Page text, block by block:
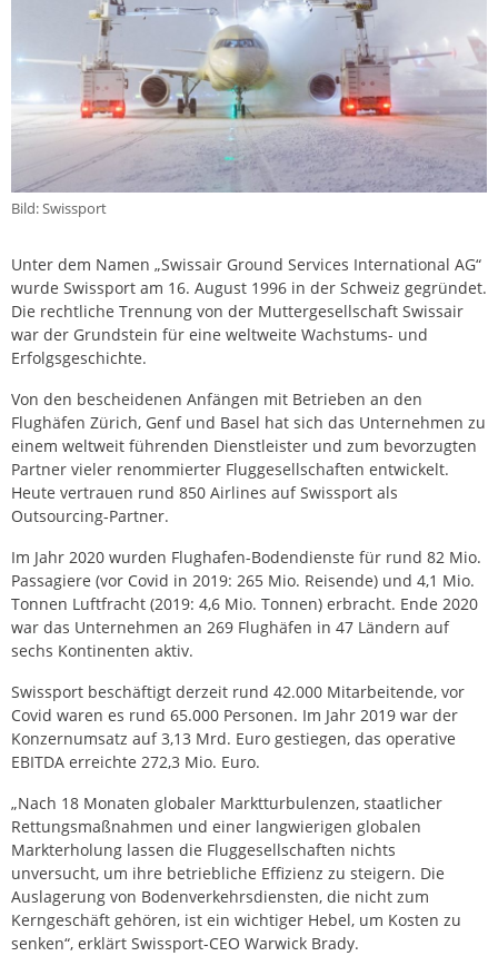
Bild: Swissport
Unter dem Namen „Swissair Ground Services International AG“
wurde Swissport am 16. August 1996 in der Schweiz gegründet.
Die rechtliche Trennung von der Muttergesellschaft Swissair
war der Grundstein für eine weltweite Wachstums- und
Erfolgsgeschichte.
Von den bescheidenen Anfängen mit Betrieben an den
Flughäfen Zürich, Genf und Basel hat sich das Unternehmen zu
einem weltweit führenden Dienstleister und zum bevorzugten
Partner vieler renommierter Fluggesellschaften entwickelt.
Heute vertrauen rund 850 Airlines auf Swissport als
Outsourcing-Partner.
Im Jahr 2020 wurden Flughafen-Bodendienste für rund 82 Mio.
Passagiere (vor Covid in 2019: 265 Mio. Reisende) und 4,1 Mio.
Tonnen Luftfracht (2019: 4,6 Mio. Tonnen) erbracht. Ende 2020
war das Unternehmen an 269 Flughäfen in 47 Ländern auf
sechs Kontinenten aktiv.
Swissport beschäftigt derzeit rund 42.000 Mitarbeitende, vor
Covid waren es rund 65.000 Personen. Im Jahr 2019 war der
Konzernumsatz auf 3,13 Mrd. Euro gestiegen, das operative
EBITDA erreichte 272,3 Mio. Euro.
„Nach 18 Monaten globaler Marktturbulenzen, staatlicher
Rettungsmaßnahmen und einer langwierigen globalen
Markterholung lassen die Fluggesellschaften nichts
unversucht, um ihre betriebliche Effizienz zu steigern. Die
Auslagerung von Bodenverkehrsdiensten, die nicht zum
Kerngeschäft gehören, ist ein wichtiger Hebel, um Kosten zu
senken“, erklärt Swissport-CEO Warwick Brady.